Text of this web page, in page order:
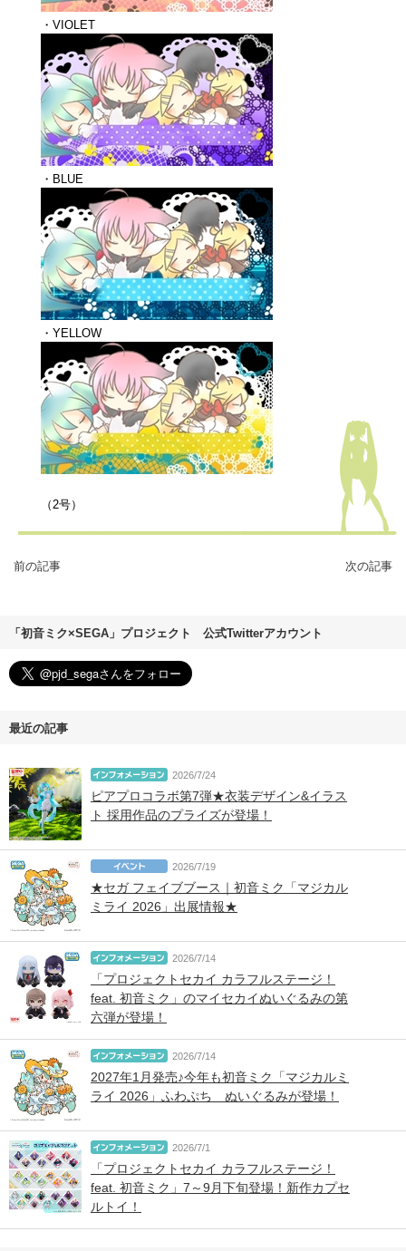
・VIOLET
・BLUE
・YELLOW
（2号）
前の記事 次の記事
「初音ミク×SEGA」プロジェクト 公式Twitterアカウント
最近の記事
2026/7/24
ピアプロコラボ第7弾★衣装デザイン&イラス
ト 採用作品のプライズが登場！
2026/7/19
★セガ フェイブブース｜初音ミク「マジカル
ミライ 2026」出展情報★
2026/7/14
「プロジェクトセカイ カラフルステージ！
feat. 初音ミク」のマイセカイぬいぐるみの第
六弾が登場！
2026/7/14
2027年1月発売♪今年も初音ミク「マジカルミ
ライ 2026」ふわぷち ぬいぐるみが登場！
2026/7/1
「プロジェクトセカイ カラフルステージ！
feat. 初音ミク」7～9月下旬登場！新作カプセ
ルトイ！